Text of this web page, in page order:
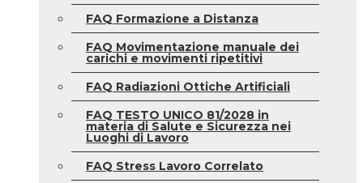
FAQ Formazione a Distanza
FAQ Movimentazione manuale dei
carichi e movimenti ripetitivi
FAQ Radiazioni Ottiche Artificiali
FAQ TESTO UNICO 81/2028 in
materia di Salute e Sicurezza nei
Luoghi di Lavoro
FAQ Stress Lavoro Correlato